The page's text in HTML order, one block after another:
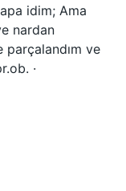
idim; Ama
nardan
parçalandım ve
·